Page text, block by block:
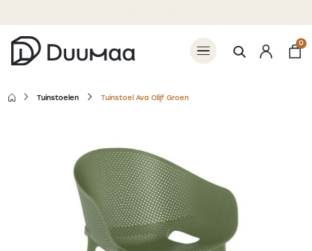
0
Tuinstoelen Tuinstoel Ava Olijf Groen